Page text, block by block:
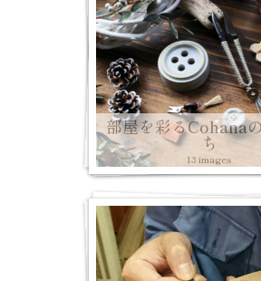
部屋を彩るCohana
ち
13 images